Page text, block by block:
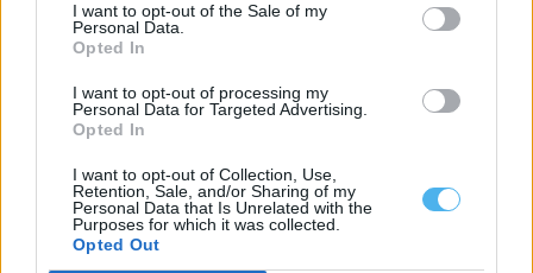
I want to opt-out of the Sale of my
Personal Data.
Opted In
I want to opt-out of processing my
Personal Data for Targeted Advertising.
Opted In
I want to opt-out of Collection, Use,
Retention, Sale, and/or Sharing of my
Personal Data that Is Unrelated with the
Purposes for which it was collected.
Opted Out
Grândola lidera preços das casas de luxo nos municípios
Grândola é o município costeiro português onde as casas de luxo
anunciadas para venda...
30 Julho, 2026 - 17:00